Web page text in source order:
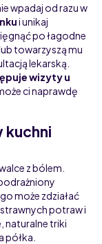
wpadaj od razu w
i unikaj
po łagodne
towarzyszą mu
lekarską.
wizyty u
ci naprawdę
kuchni
z bólem.
może zdziałać
potraw i
naturalne triki
półka.